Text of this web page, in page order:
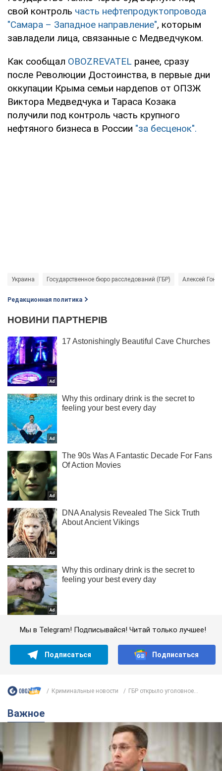
свой контроль часть нефтепродуктопровода
"Самара – Западное направление", которым
завладели лица, связанные с Медведчуком.
Как сообщал OBOZREVATEL ранее, сразу
после Революции Достоинства, в первые дни
оккупации Крыма семьи нардепов от ОПЗЖ
Виктора Медведчука и Тараса Козака
получили под контроль часть крупного
нефтяного бизнеса в России "за бесценок".
Украина Государственное бюро расследований (ГБР) Алексей
Редакционная политика
Мы в Telegram! Подписывайся! Читай только лучшее!
Подписаться Подписаться
Криминальные новости ГБР открыло уголовное...
Важное